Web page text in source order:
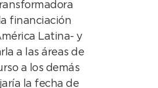
financiación
Latina- y
a las áreas de
a los demás
la fecha de